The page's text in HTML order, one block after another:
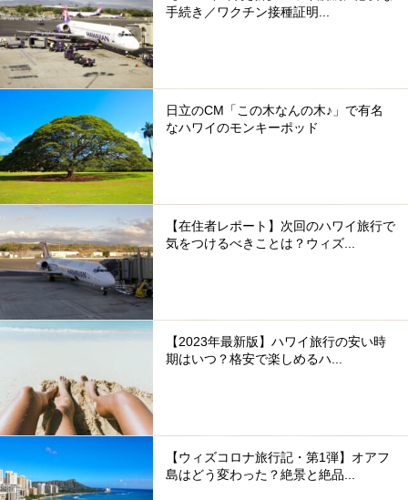
手続き／ワクチン接種証明...
日立のCM「この木なんの木♪」で有名
なハワイのモンキーポッド
【在住者レポート】次回のハワイ旅行で
気をつけるべきことは？ウィズ...
【2023年最新版】ハワイ旅行の安い時
期はいつ？格安で楽しめるハ...
【ウィズコロナ旅行記・第1弾】オアフ
島はどう変わった？絶景と絶品...